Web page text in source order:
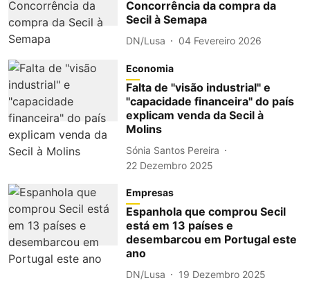
Concorrência da compra da
Secil à Semapa
DN/Lusa 04 Fevereiro 2026
Economia
Falta de "visão industrial" e
"capacidade financeira" do país
explicam venda da Secil à
Molins
Sónia Santos Pereira
22 Dezembro 2025
Empresas
Espanhola que comprou Secil
está em 13 países e
desembarcou em Portugal este
ano
DN/Lusa 19 Dezembro 2025